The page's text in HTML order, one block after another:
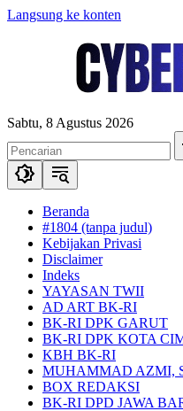
Langsung ke konten
Sabtu, 8 Agustus 2026
Beranda
#1804 (tanpa judul)
Kebijakan Privasi
Disclaimer
Indeks
YAYASAN TWII
AD ART BK-RI
BK-RI DPK GARUT
BK-RI DPK KOTA
KBH BK-RI
MUHAMMAD AZMI,
BOX REDAKSI
BK-RI DPD JAWA